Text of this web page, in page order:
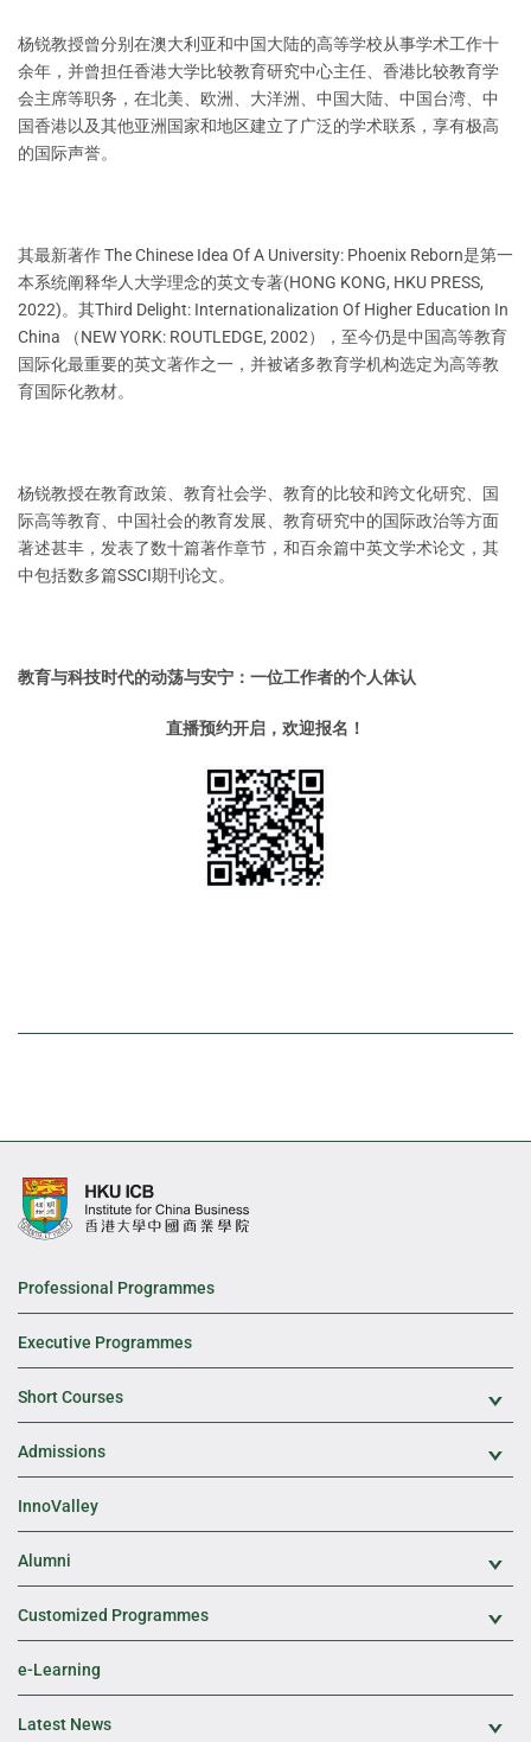
杨锐教授曾分别在澳大利亚和中国大陆的高等学校从事学术工作十
余年，并曾担任香港大学比较教育研究中心主任、香港比较教育学
会主席等职务，在北美、欧洲、大洋洲、中国大陆、中国台湾、中
国香港以及其他亚洲国家和地区建立了广泛的学术联系，享有极高
的国际声誉。
其最新著作 The Chinese Idea Of A University: Phoenix Reborn是第一
本系统阐释华人大学理念的英文专著(HONG KONG, HKU PRESS,
2022)。其Third Delight: Internationalization Of Higher Education In
China （NEW YORK: ROUTLEDGE, 2002），至今仍是中国高等教育
国际化最重要的英文著作之一，并被诸多教育学机构选定为高等教
育国际化教材。
杨锐教授在教育政策、教育社会学、教育的比较和跨文化研究、国
际高等教育、中国社会的教育发展、教育研究中的国际政治等方面
著述甚丰，发表了数十篇著作章节，和百余篇中英文学术论文，其
中包括数多篇SSCI期刊论文。
教育与科技时代的动荡与安宁：一位工作者的个人体认
直播预约开启，欢迎报名！
Professional Programmes
Executive Programmes
Short Courses
Admissions
InnoValley
Alumni
Customized Programmes
e-Learning
Latest News